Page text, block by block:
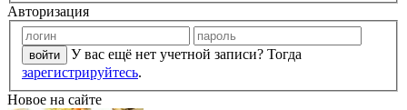
Авторизация
У вас ещё нет учетной записи? Тогда
зарегистрируйтесь.
Новое на сайте